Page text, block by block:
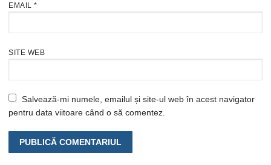
EMAIL *
SITE WEB
Salvează-mi numele, emailul și site-ul web în acest navigator
pentru data viitoare când o să comentez.